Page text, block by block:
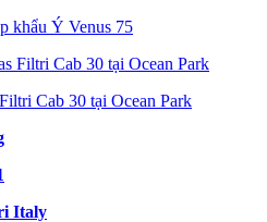
khẩu Ý Venus 75
Cab 30 tại Ocean Park
Italy